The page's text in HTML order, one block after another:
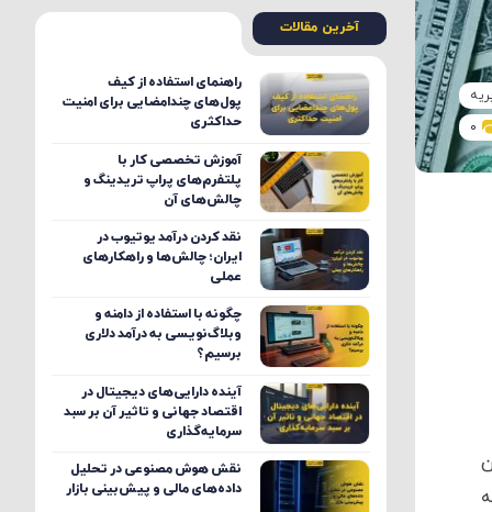
0
آخرین مقالات
راهنمای استفاده از کیف
پول‌های چندامضایی برای امنیت
حداکثری
آموزش تخصصی کار با
پلتفرم‌های پراپ تریدینگ و
چالش‌های آن
نقد کردن درآمد یوتیوب در
ایران؛ چالش‌ها و راهکارهای
عملی
چگونه با استفاده از دامنه و
وبلاگ‌نویسی به درآمد دلاری
برسیم؟
آینده دارایی‌های دیجیتال در
اقتصاد جهانی و تاثیر آن بر سبد
سرمایه‌گذاری
نقش هوش مصنوعی در تحلیل
داده‌های مالی و پیش‌بینی بازار